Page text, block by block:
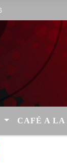
de Agosto de 2026
CAFÉ A LA